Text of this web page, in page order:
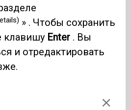
» . Чтобы сохранить
клавишу Enter . Вы
и отредактировать